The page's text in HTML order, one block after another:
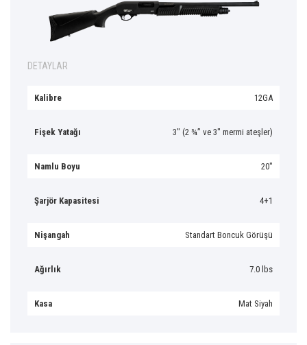
DETAYLAR
Kalibre 12GA
Fişek Yatağı 3″ (2 ¾” ve 3″ mermi ateşler)
Namlu Boyu 20″
Şarjör Kapasitesi 4+1
Nişangah Standart Boncuk Görüşü
Ağırlık 7.0 lbs
Kasa Mat Siyah